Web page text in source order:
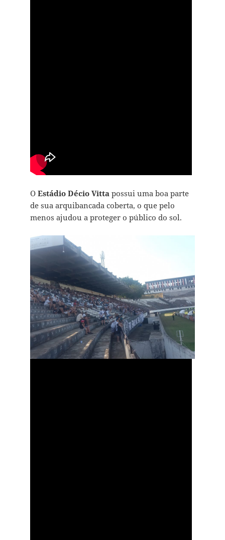
O Estádio Décio Vittapossui uma boa parte
de sua arquibancada coberta, o que pelo
menos ajudou a proteger o público do sol.